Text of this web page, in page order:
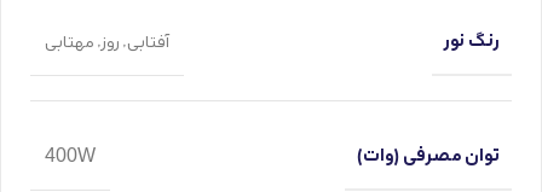
رنگ نور آفتابی, روز, مهتابی
توان مصرفی (وات) 400W